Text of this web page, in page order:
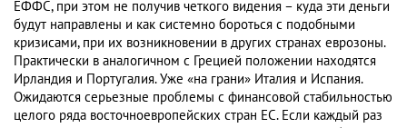
ЕФФС, при этом не получив четкого видения – куда эти деньги
будут направлены и как системно бороться с подобными
кризисами, при их возникновении в других странах еврозоны.
Практически в аналогичном с Грецией положении находятся
Ирландия и Португалия. Уже «на грани» Италия и Испания.
Ожидаются серьезные проблемы с финансовой стабильностью
целого ряда восточноевропейских стран ЕС. Если каждый раз